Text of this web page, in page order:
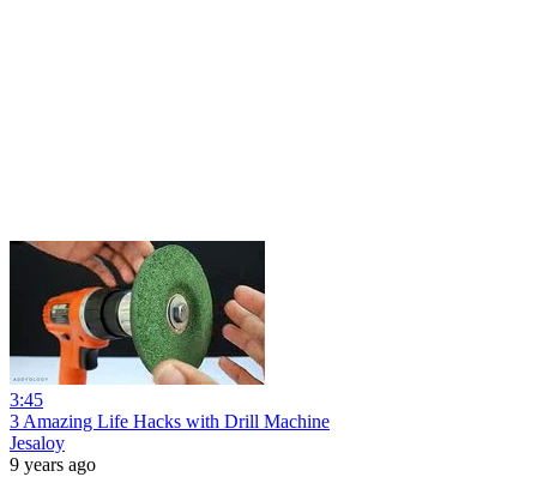
3:45
3 Amazing Life Hacks with Drill Machine
Jesaloy
9 years ago